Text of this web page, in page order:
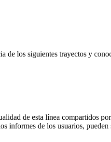
de los siguientes trayectos y
de esta línea compartidos
informes de los usuarios,